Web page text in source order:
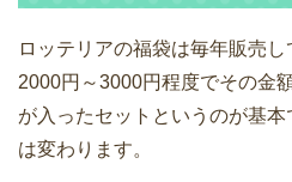
ロッテリアの福袋は毎年販売
2000円～3000円程度でその金
が入ったセットというのが基
は変わります。